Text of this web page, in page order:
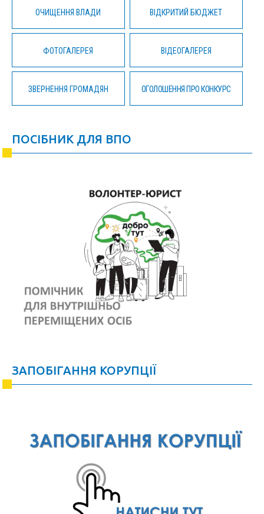
ОЧИЩЕННЯ ВЛАДИ ВІДКРИТИЙ БЮДЖЕТ
ФОТОГАЛЕРЕЯ ВІДЕОГАЛЕРЕЯ
ЗВЕРНЕННЯ ГРОМАДЯН ОГОЛОШЕННЯ ПРО КОНКУРС
ПОСІБНИК ДЛЯ ВПО
ЗАПОБІГАННЯ КОРУПЦІЇ